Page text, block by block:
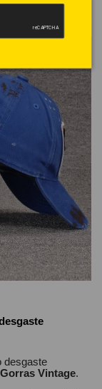
desgaste
Gorras Vintage.